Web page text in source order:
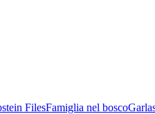
FilesFamiglia nel bosco